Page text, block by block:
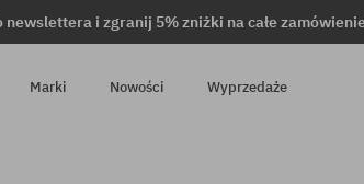
newslettera i zgranij 5% zniżki na całe
Marki Nowości Wyprzedaże